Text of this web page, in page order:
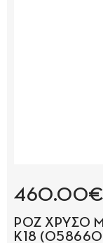
460.00€
ΡΟΖ ΧΡΥΣΟ
Κ18